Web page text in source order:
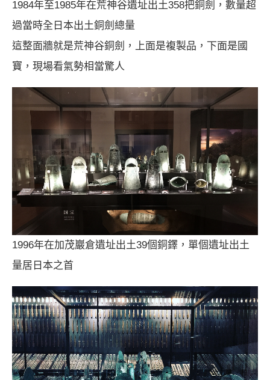
1984年至1985年在荒神谷遺址出土358把銅劍，數量超
過當時全日本出土銅劍總量
這整面牆就是荒神谷銅劍，上面是複製品，下面是國
寶，現場看氣勢相當驚人
1996年在加茂巖倉遺址出土39個銅鐸，單個遺址出土
量居日本之首